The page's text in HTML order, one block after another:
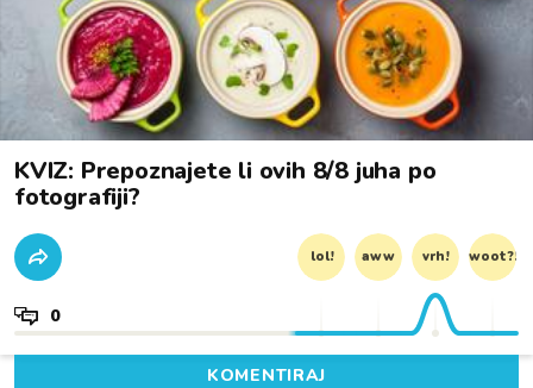
KVIZ: Prepoznajete li ovih 8/8 juha po
fotografiji?
lol! aww vrh! woot?!
0
KOMENTIRAJ